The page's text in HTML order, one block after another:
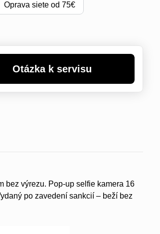
Oprava siete od 75€
bez výrezu. Pop-up selfie kamera 16
po zavedení sankcií – beží bez